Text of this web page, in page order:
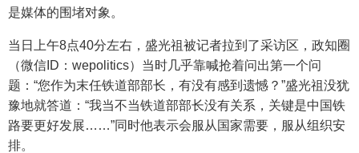
是媒体的围堵对象。
当日上午8点40分左右，盛光祖被记者拉到了采访区，政知圈
（微信ID：wepolitics）当时几乎靠喊抢着问出第一个问
题：“您作为末任铁道部部长，有没有感到遗憾？”盛光祖没犹
豫地就答道：“我当不当铁道部部长没有关系，关键是中国铁
路要更好发展……”同时他表示会服从国家需要，服从组织安
排。